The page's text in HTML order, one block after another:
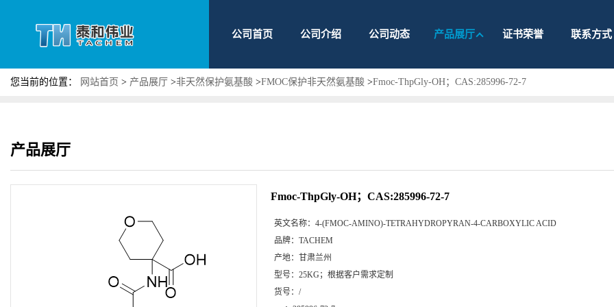
公司首页 公司介绍 公司动态 产品展厅 证书荣誉 联系方式
您当前的位置： 网站首页 > 产品展厅 >非天然保护氨基酸 >FMOC保护非天然氨基酸 >Fmoc-ThpGly-OH；CAS:285996-72-7
产品展厅
Fmoc-ThpGly-OH；CAS:285996-72-7
英文名称： 4-(FMOC-AMINO)-TETRAHYDROPYRAN-4-CARBOXYLIC ACID
品牌： TACHEM
产地： 甘肃兰州
型号： 25KG；根据客户需求定制
货号： /